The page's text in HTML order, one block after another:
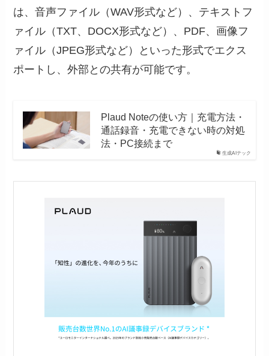
は、音声ファイル（WAV形式など）、テキストフ
ァイル（TXT、DOCX形式など）、PDF、画像フ
ァイル（JPEG形式など）といった形式でエクス
ポートし、外部との共有が可能です。
生成AIテック
Plaud Noteの使い方｜充電方法・
通話録音・充電できない時の対処
法・PC接続まで